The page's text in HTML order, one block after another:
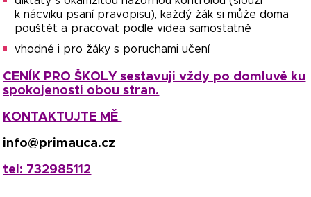
k nácviku psaní pravopisu), každý žák si může doma
pouštět a pracovat podle videa samostatně
vhodné i pro žáky s poruchami učení
CENÍK PRO ŠKOLY sestavuji vždy po domluvě ku
spokojenosti obou stran.
KONTAKTUJTE MĚ
info@primauca.cz
tel: 732985112